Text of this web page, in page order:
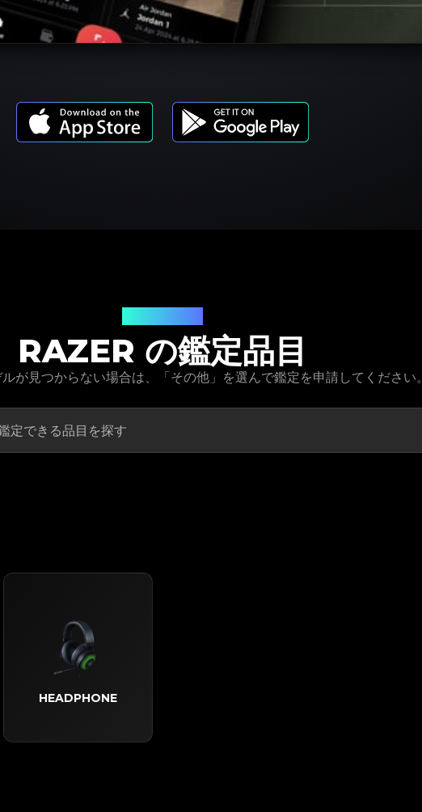
RAZER の鑑定品目
が見つからない場合は、「その他」を選んで鑑定を申請してください。
HEADPHONE